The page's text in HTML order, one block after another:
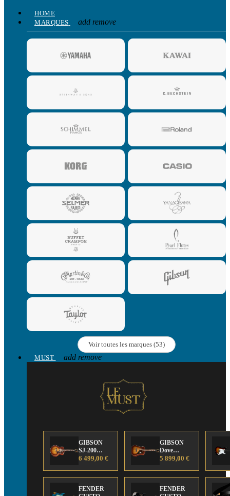
HOME
MARQUES
add remove
Voir toutes les marques (53)
MUST
add remove
GIBSON
SJ-200
Anniversary
Edition
6 499,00 €
GIBSON
Dove
Anniversary
Edition
5 899,00 €
FENDER
FENDER